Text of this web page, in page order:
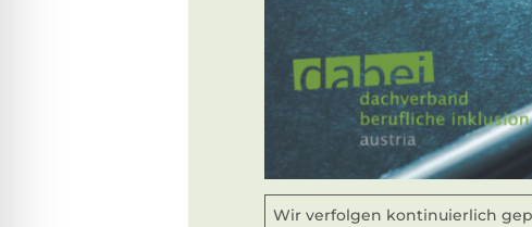
Wir verfolgen kontinuierlich